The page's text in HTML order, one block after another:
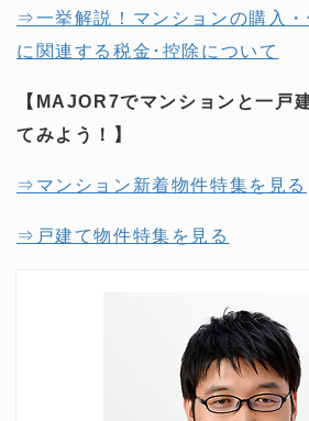
⇒一挙解説！マンションの購入
に関連する税金･控除について
【MAJOR7でマンションと一戸
てみよう！】
⇒マンション新着物件特集を見る
⇒戸建て物件特集を見る